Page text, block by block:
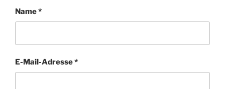
Name*
E-Mail-Adresse*